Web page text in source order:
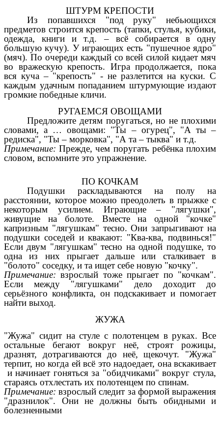
ШТУРМ КРЕПОСТИ
Из попавшихся "под руку" небьющихся
предметов строится крепость (тапки, стулья, кубики,
одежда, книги и т.д. – всё собирается в одну
большую кучу). У играющих есть "пушечное ядро"
(мяч). По очереди каждый со всей силой кидает мяч
во вражескую крепость. Игра продолжается, пока
вся куча – "крепость" - не разлетится на куски. С
каждым удачным попаданием штурмующие издают
громкие победные кличи.
РУГАЕМСЯ ОВОЩАМИ
Предложите детям поругаться, но не плохими
словами, а … овощами: "Ты – огурец", "А ты –
редиска", "Ты – морковка", "А та – тыква" и т.д.
Примечание: Прежде, чем поругать ребёнка плохим
словом, вспомните это упражнение.
ПО КОЧКАМ
Подушки раскладываются на полу на
расстоянии, которое можно преодолеть в прыжке с
некоторым усилием. Играющие – "лягушки",
живущие на болоте. Вместе на одной "кочке"
капризным "лягушкам" тесно. Они запрыгивают на
подушки соседей и квакают: "Ква-ква, подвинься!"
Если двум "лягушкам" тесно на одной подушке, то
одна из них прыгает дальше или сталкивает в
"болото" соседку, и та ищет себе новую "кочку".
Примечание: взрослый тоже прыгает по "кочкам".
Если между "лягушками" дело доходит до
серьёзного конфликта, он подскакивает и помогает
найти выход.
ЖУЖА
"Жужа" сидит на стуле с полотенцем в руках. Все
остальные бегают вокруг неё, строят рожицы,
дразнят, дотрагиваются до неё, щекочут. "Жужа"
терпит, но когда ей всё это надоедает, она вскакивает
и начинает гоняться за "обидчиками" вокруг стула,
стараясь отхлестать их полотенцем по спинам.
Примечание: взрослый следит за формой выражения
"дразнилок". Они не должны быть обидными и
болезненными